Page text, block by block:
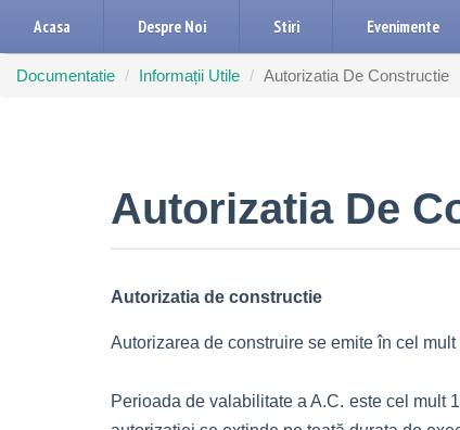
Acasa Despre Noi Stiri Evenimente
Documentatie Informații Utile Autorizatia De Constructie
Autorizatia De
Autorizatia de constructie
Autorizarea de construire se emite în cel
Perioada de valabilitate a A.C. este cel mult